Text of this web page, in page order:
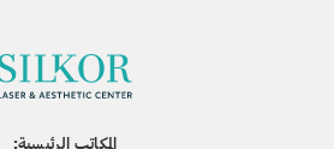
المكاتب الرئيسية: